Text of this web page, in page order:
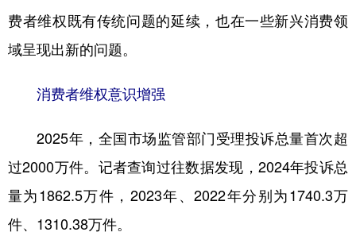
费者维权既有传统问题的延续，也在一些新兴消费领
域呈现出新的问题。
消费者维权意识增强
2025年，全国市场监管部门受理投诉总量首次超
过2000万件。记者查询过往数据发现，2024年投诉总
量为1862.5万件，2023年、2022年分别为1740.3万
件、1310.38万件。